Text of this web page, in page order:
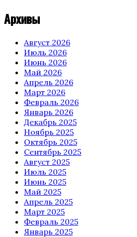
Архивы
Август 2026
Июль 2026
Июнь 2026
Май 2026
Апрель 2026
Март 2026
Февраль 2026
Январь 2026
Декабрь 2025
Ноябрь 2025
Октябрь 2025
Сентябрь 2025
Август 2025
Июль 2025
Июнь 2025
Май 2025
Апрель 2025
Март 2025
Февраль 2025
Январь 2025